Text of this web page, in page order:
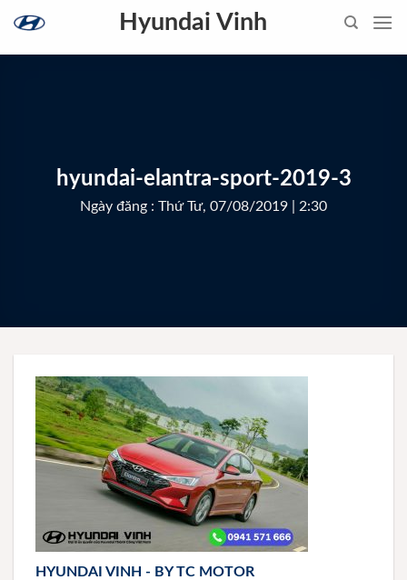
content
Hyundai Vinh
hyundai-elantra-sport-2019-3
Ngày đăng : Thứ Tư, 07/08/2019 | 2:30
HYUNDAI VINH - BY TC MOTOR